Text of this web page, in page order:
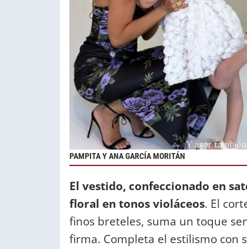
PAMPITA Y ANA GARCÍA MORITÁN
El vestido, confeccionado en
floral en tonos violáceos. El
finos breteles, suma un toque
firma. Completa el estilismo con